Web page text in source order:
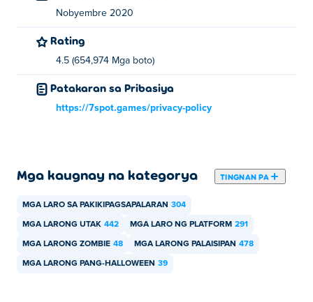
Nobyembre 2020
Rating
4.5 (654,974 Mga boto)
Patakaran sa Pribasiya
https://7spot.games/privacy-policy
Mga kaugnay na kategorya TINGNAN PA
MGA LARO SA PAKIKIPAGSAPALARAN 304
MGA LARONG UTAK 442 MGA LARO NG PLATFORM 291
MGA LARONG ZOMBIE 48 MGA LARONG PALAISIPAN 478
MGA LARONG PANG-HALLOWEEN 39